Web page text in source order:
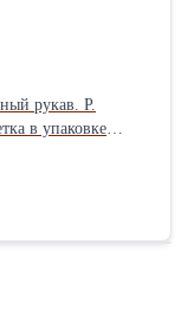
рукав. Р.
в упаковке
унисекс.
Фото